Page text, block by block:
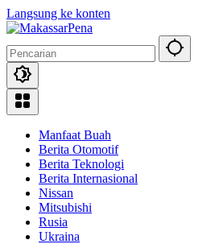
Langsung ke konten
Manfaat Buah
Berita Otomotif
Berita Teknologi
Berita Internasional
Nissan
Mitsubishi
Rusia
Ukraina